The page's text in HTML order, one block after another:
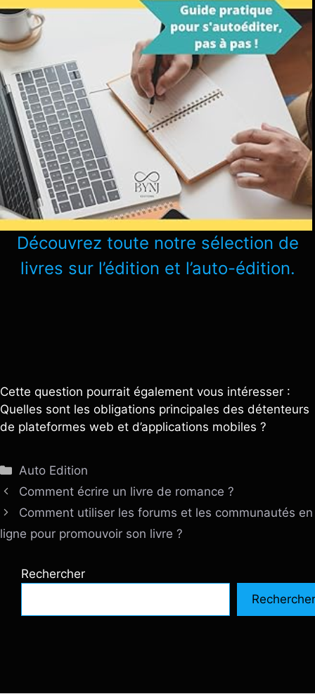
Découvrez toute notre sélection de
livres sur l’édition et l’auto-édition.
Cette question pourrait également vous intéresser :
Quelles sont les obligations principales des détenteurs
de plateformes web et d’applications mobiles ?
Catégories
Auto Edition
Comment écrire un livre de romance ?
Comment utiliser les forums et les communautés en
ligne pour promouvoir son livre ?
Rechercher
Rechercher